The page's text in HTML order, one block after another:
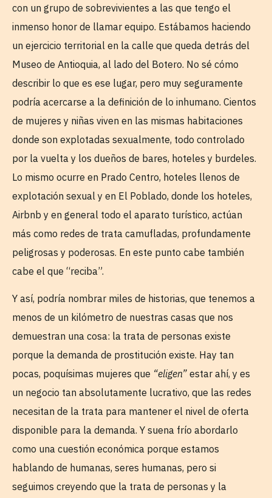
con un grupo de sobrevivientes a las que tengo el
inmenso honor de llamar equipo. Estábamos haciendo
un ejercicio territorial en la calle que queda detrás del
Museo de Antioquia, al lado del Botero. No sé cómo
describir lo que es ese lugar, pero muy seguramente
podría acercarse a la definición de lo inhumano. Cientos
de mujeres y niñas viven en las mismas habitaciones
donde son explotadas sexualmente, todo controlado
por la vuelta y los dueños de bares, hoteles y burdeles.
Lo mismo ocurre en Prado Centro, hoteles llenos de
explotación sexual y en El Poblado, donde los hoteles,
Airbnb y en general todo el aparato turístico, actúan
más como redes de trata camufladas, profundamente
peligrosas y poderosas. En este punto cabe también
cabe el que “reciba”.
Y así, podría nombrar miles de historias, que tenemos a
menos de un kilómetro de nuestras casas que nos
demuestran una cosa: la trata de personas existe
porque la demanda de prostitución existe. Hay tan
pocas, poquísimas mujeres que “eligen” estar ahí, y es
un negocio tan absolutamente lucrativo, que las redes
necesitan de la trata para mantener el nivel de oferta
disponible para la demanda. Y suena frío abordarlo
como una cuestión económica porque estamos
hablando de humanas, seres humanas, pero si
seguimos creyendo que la trata de personas y la